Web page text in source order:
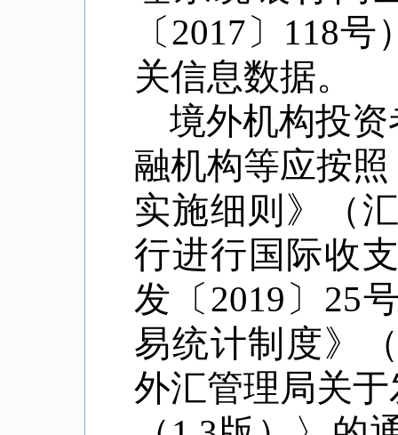
〔2017〕 118号
关信息数据。
境外机构投
融机构等应按
实施细则》（
行进行国际收
发〔 2019 〕 25
易统计制度》
外汇管理局关